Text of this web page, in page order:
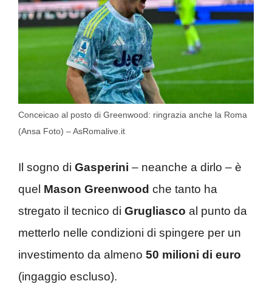
Conceicao al posto di Greenwood: ringrazia anche la Roma
(Ansa Foto) – AsRomalive.it
Il sogno di Gasperini – neanche a dirlo – è
quel Mason Greenwood che tanto ha
stregato il tecnico di Grugliasco al punto da
metterlo nelle condizioni di spingere per un
investimento da almeno 50 milioni di euro
(ingaggio escluso).